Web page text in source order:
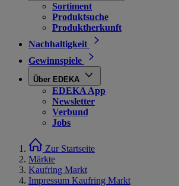
Sortiment
Produktsuche
Produktherkunft
Nachhaltigkeit
Gewinnspiele
Über EDEKA
EDEKA App
Newsletter
Verbund
Jobs
Zur Startseite
Märkte
Kaufring Markt
Impressum Kaufring Markt